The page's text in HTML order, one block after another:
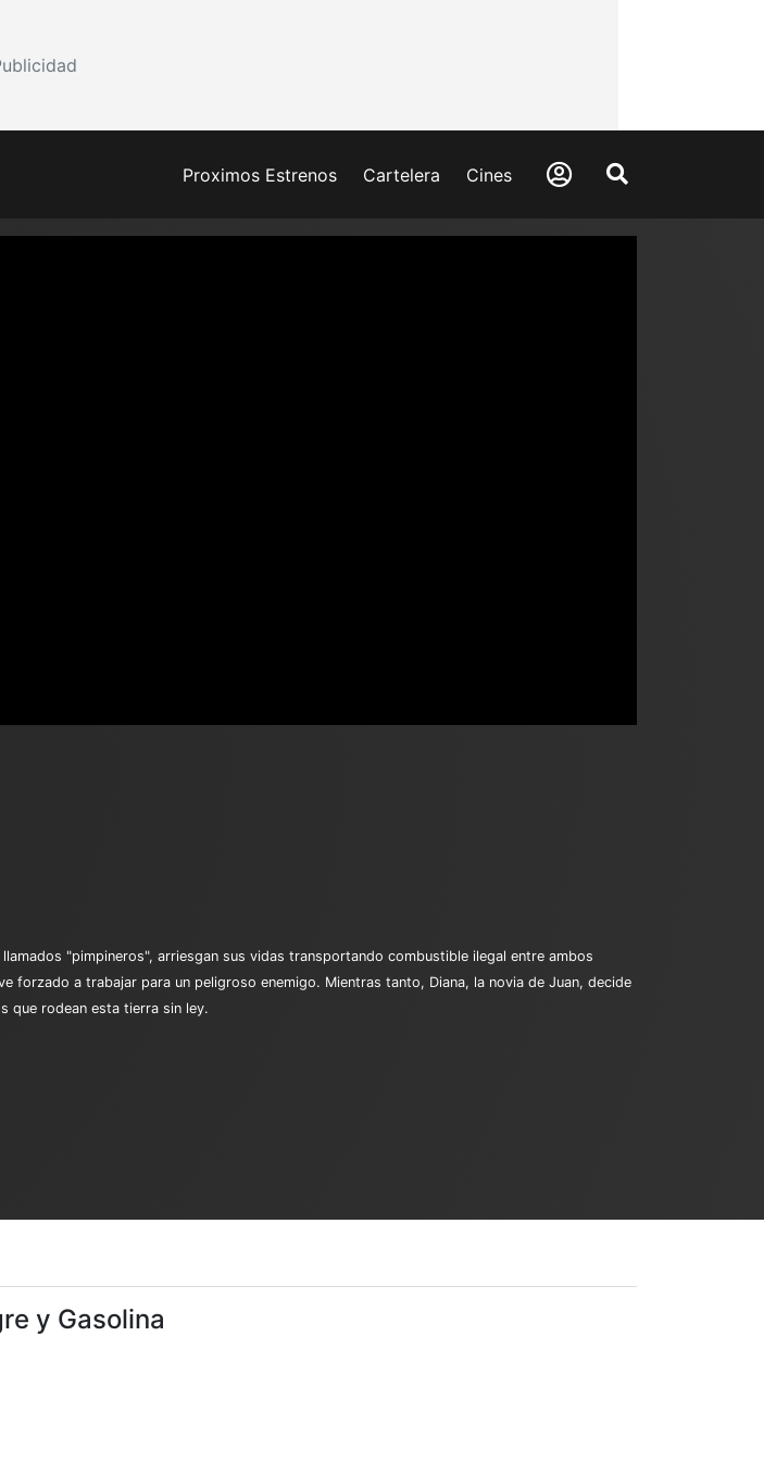
Proximos Estrenos Cartelera Cines
"pimpineros", arriesgan sus vidas transportando combustible ilegal entre ambos
forzado a trabajar para un peligroso enemigo. Mientras tanto, Diana, la novia de Juan, decide
que rodean esta tierra sin ley.
y Gasolina